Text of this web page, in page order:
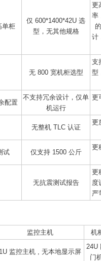
单柜
仅 600*1400*42U 选
型，无其他规格
更
率
计
无 800 宽机柜选型
支
型
配置
不支持冗余设计，仅单
机运行
更
无整机 TLC 认证
更
试 仅支持 1500 公斤
更
无抗震测试报告
更
度
严
监控主机 机
1U 监控主机 , 无本地显示屏
24U
门